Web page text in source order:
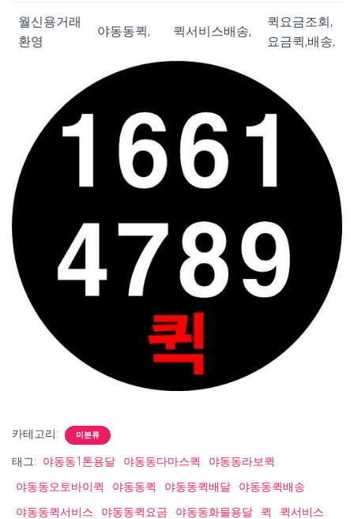
월신용거래
환영
야동동퀵, 퀵서비스배송,
퀵요금조회,
요금퀵,배송,
카테고리: 미분류
태그: 야동동1톤용달 야동동다마스퀵
야동동라보퀵
야동동오토바이퀵
야동동퀵 야동동퀵배달
야동동퀵배송
야동동퀵서비스
야동동퀵요금 야동동화물용달 퀵
퀵서비스